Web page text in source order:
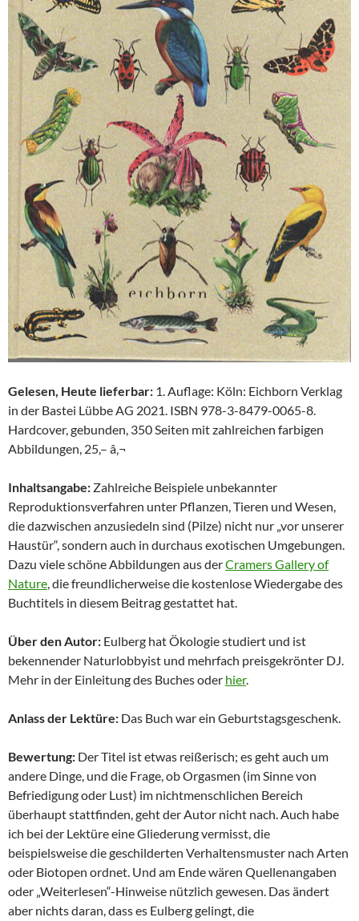
Gelesen, Heute lieferbar: 1. Auflage: Köln: Eichborn Verklag
in der Bastei Lübbe AG 2021. ISBN 978-3-8479-0065-8.
Hardcover, gebunden, 350 Seiten mit zahlreichen farbigen
Abbildungen, 25,– â‚¬
Inhaltsangabe: Zahlreiche Beispiele unbekannter
Reproduktionsverfahren unter Pflanzen, Tieren und Wesen,
die dazwischen anzusiedeln sind (Pilze) nicht nur „vor unserer
Haustür“, sondern auch in durchaus exotischen Umgebungen.
Dazu viele schöne Abbildungen aus derCramers Gallery of
Nature, die freundlicherweise die kostenlose Wiedergabe des
Buchtitels in diesem Beitrag gestattet hat.
Über den Autor: Eulberg hat Ökologie studiert und ist
bekennender Naturlobbyist und mehrfach preisgekrönter DJ.
Mehr in der Einleitung des Buches oder hier.
Anlass der Lektüre: Das Buch war ein Geburtstagsgeschenk.
Bewertung: Der Titel ist etwas reißerisch; es geht auch um
andere Dinge, und die Frage, ob Orgasmen (im Sinne von
Befriedigung oder Lust) im nichtmenschlichen Bereich
überhaupt stattfinden, geht der Autor nicht nach. Auch habe
ich bei der Lektüre eine Gliederung vermisst, die
beispielsweise die geschilderten Verhaltensmuster nach Arten
oder Biotopen ordnet. Und am Ende wären Quellenangaben
oder „Weiterlesen“-Hinweise nützlich gewesen. Das ändert
aber nichts daran, dass es Eulberg gelingt, die